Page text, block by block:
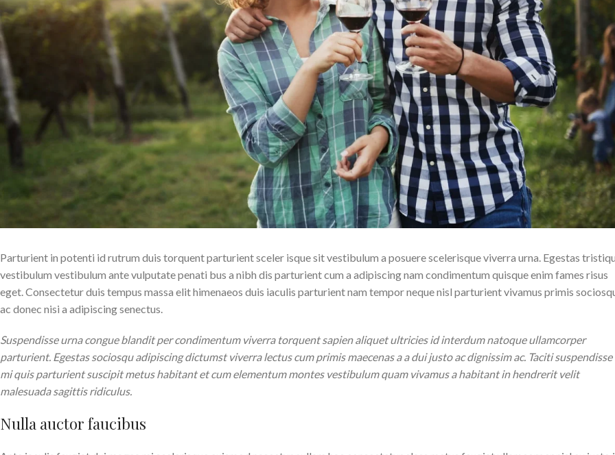
Parturient in potenti id rutrum duis torquent parturient sceler isque sit vestibulum a posuere scelerisque viverra urna. Egestas
vestibulum vestibulum ante vulputate penati bus a nibh dis parturient cum a adipiscing nam condimentum quisque enim fames risus
eget. Consectetur duis tempus massa elit himenaeos duis iaculis parturient nam tempor neque nisl parturient vivamus primis
ac donec nisi a adipiscing senectus.
Suspendisse urna congue blandit per condimentum viverra torquent sapien aliquet ultricies id interdum natoque ullamcorper
parturient. Egestas sociosqu adipiscing dictumst viverra lectus cum primis maecenas a a dui justo ac dignissim ac. Taciti suspendisse
mi quis parturient suscipit metus habitant et cum elementum montes vestibulum quam vivamus a habitant in hendrerit velit
malesuada sagittis ridiculus.
Nulla auctor faucibus